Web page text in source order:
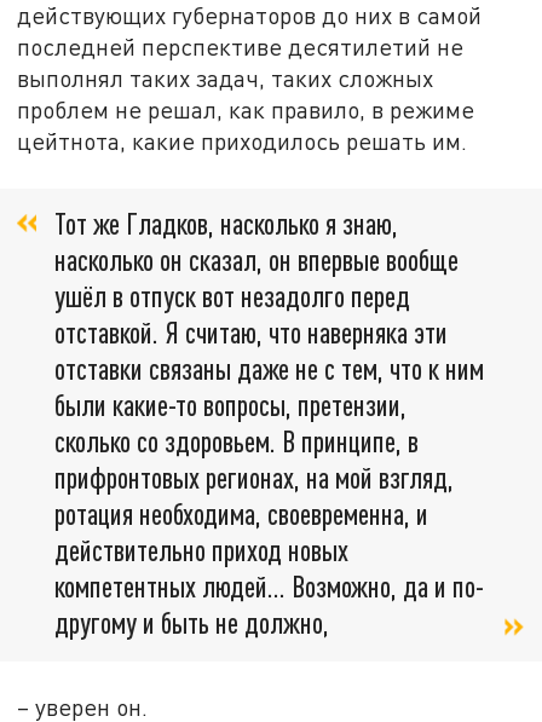
действующих губернаторов до них в самой
последней перспективе десятилетий не
выполнял таких задач, таких сложных
проблем не решал, как правило, в режиме
цейтнота, какие приходилось решать им.
Тот же Гладков, насколько я знаю,
насколько он сказал, он впервые вообще
ушёл в отпуск вот незадолго перед
отставкой. Я считаю, что наверняка эти
отставки связаны даже не с тем, что к ним
были какие-то вопросы, претензии,
сколько со здоровьем. В принципе, в
прифронтовых регионах, на мой взгляд,
ротация необходима, своевременна, и
действительно приход новых
компетентных людей... Возможно, да и по-
другому и быть не должно,
– уверен он.